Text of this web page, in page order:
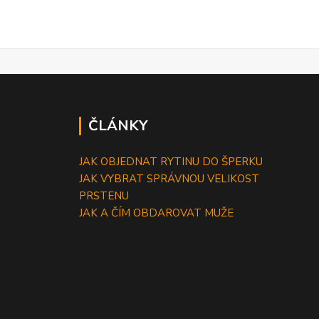
ČLÁNKY
JAK OBJEDNAT RYTINU DO ŠPERKU
JAK VYBRAT SPRÁVNOU VELIKOST
PRSTENU
JAK A ČÍM OBDAROVAT MUŽE